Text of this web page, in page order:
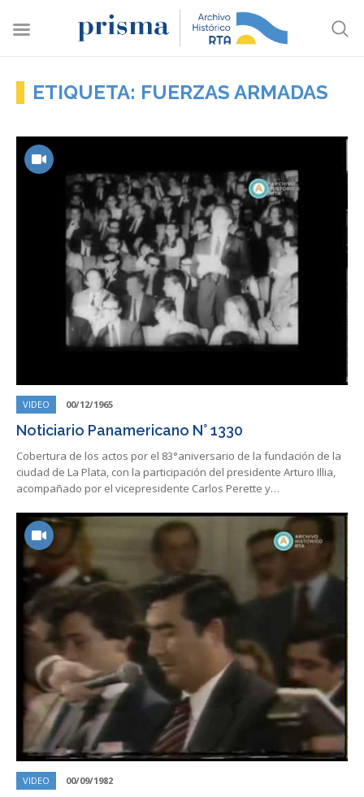
ETIQUETA: FUERZAS ARMADAS
VIDEO 00/12/1965
Noticiario Panamericano N° 1330
Cobertura de los actos por el 83°aniversario de la fundación de la
ciudad de La Plata, con la participación del presidente Arturo Illia,
acompañado por el vicepresidente Carlos Perette y…
VIDEO 00/09/1982